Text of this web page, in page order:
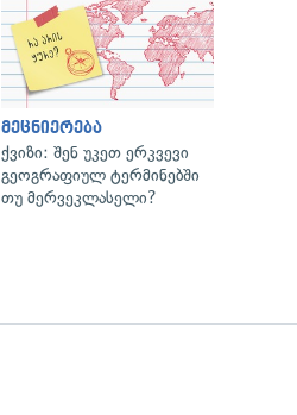
მეცნიერება
ქვიზი: შენ უკეთ ერკვევი
გეოგრაფიულ ტერმინებში
თუ მერვეკლასელი?